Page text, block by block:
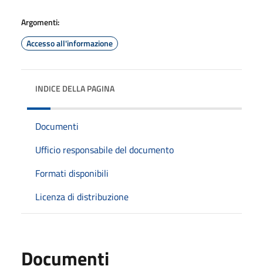
Argomenti:
Accesso all'informazione
INDICE DELLA PAGINA
Documenti
Ufficio responsabile del documento
Formati disponibili
Licenza di distribuzione
Documenti